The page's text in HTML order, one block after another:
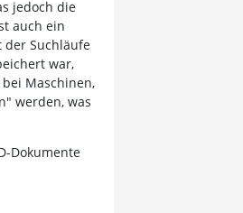
jedoch die
auch ein
der Suchläufe
war,
Maschinen,
werden, was
Dokumente